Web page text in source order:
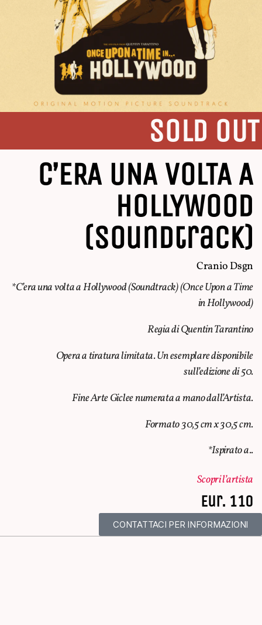
SOLD OUT
C’ERA UNA VOLTA A
HOLLYWOOD
(Soundtrack)
Cranio Dsgn
*C’era una volta a Hollywood (Soundtrack) (Once Upon a Time
in Hollywood)
Regia di Quentin Tarantino
Opera a tiratura limitata. Un esemplare disponibile
sull’edizione di 50.
Fine Arte Giclee numerata a mano dall’Artista.
Formato 30,5 cm x 30,5 cm.
*Ispirato a..
Scopri l’artista
Eur. 110
CONTATTACI PER INFORMAZIONI